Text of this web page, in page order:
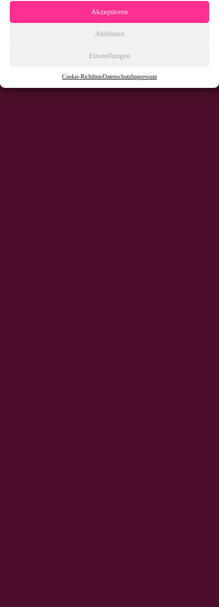
Akzeptieren
Ablehnen
Einstellungen
Cookie-RichtlinieDatenschutzImpressum